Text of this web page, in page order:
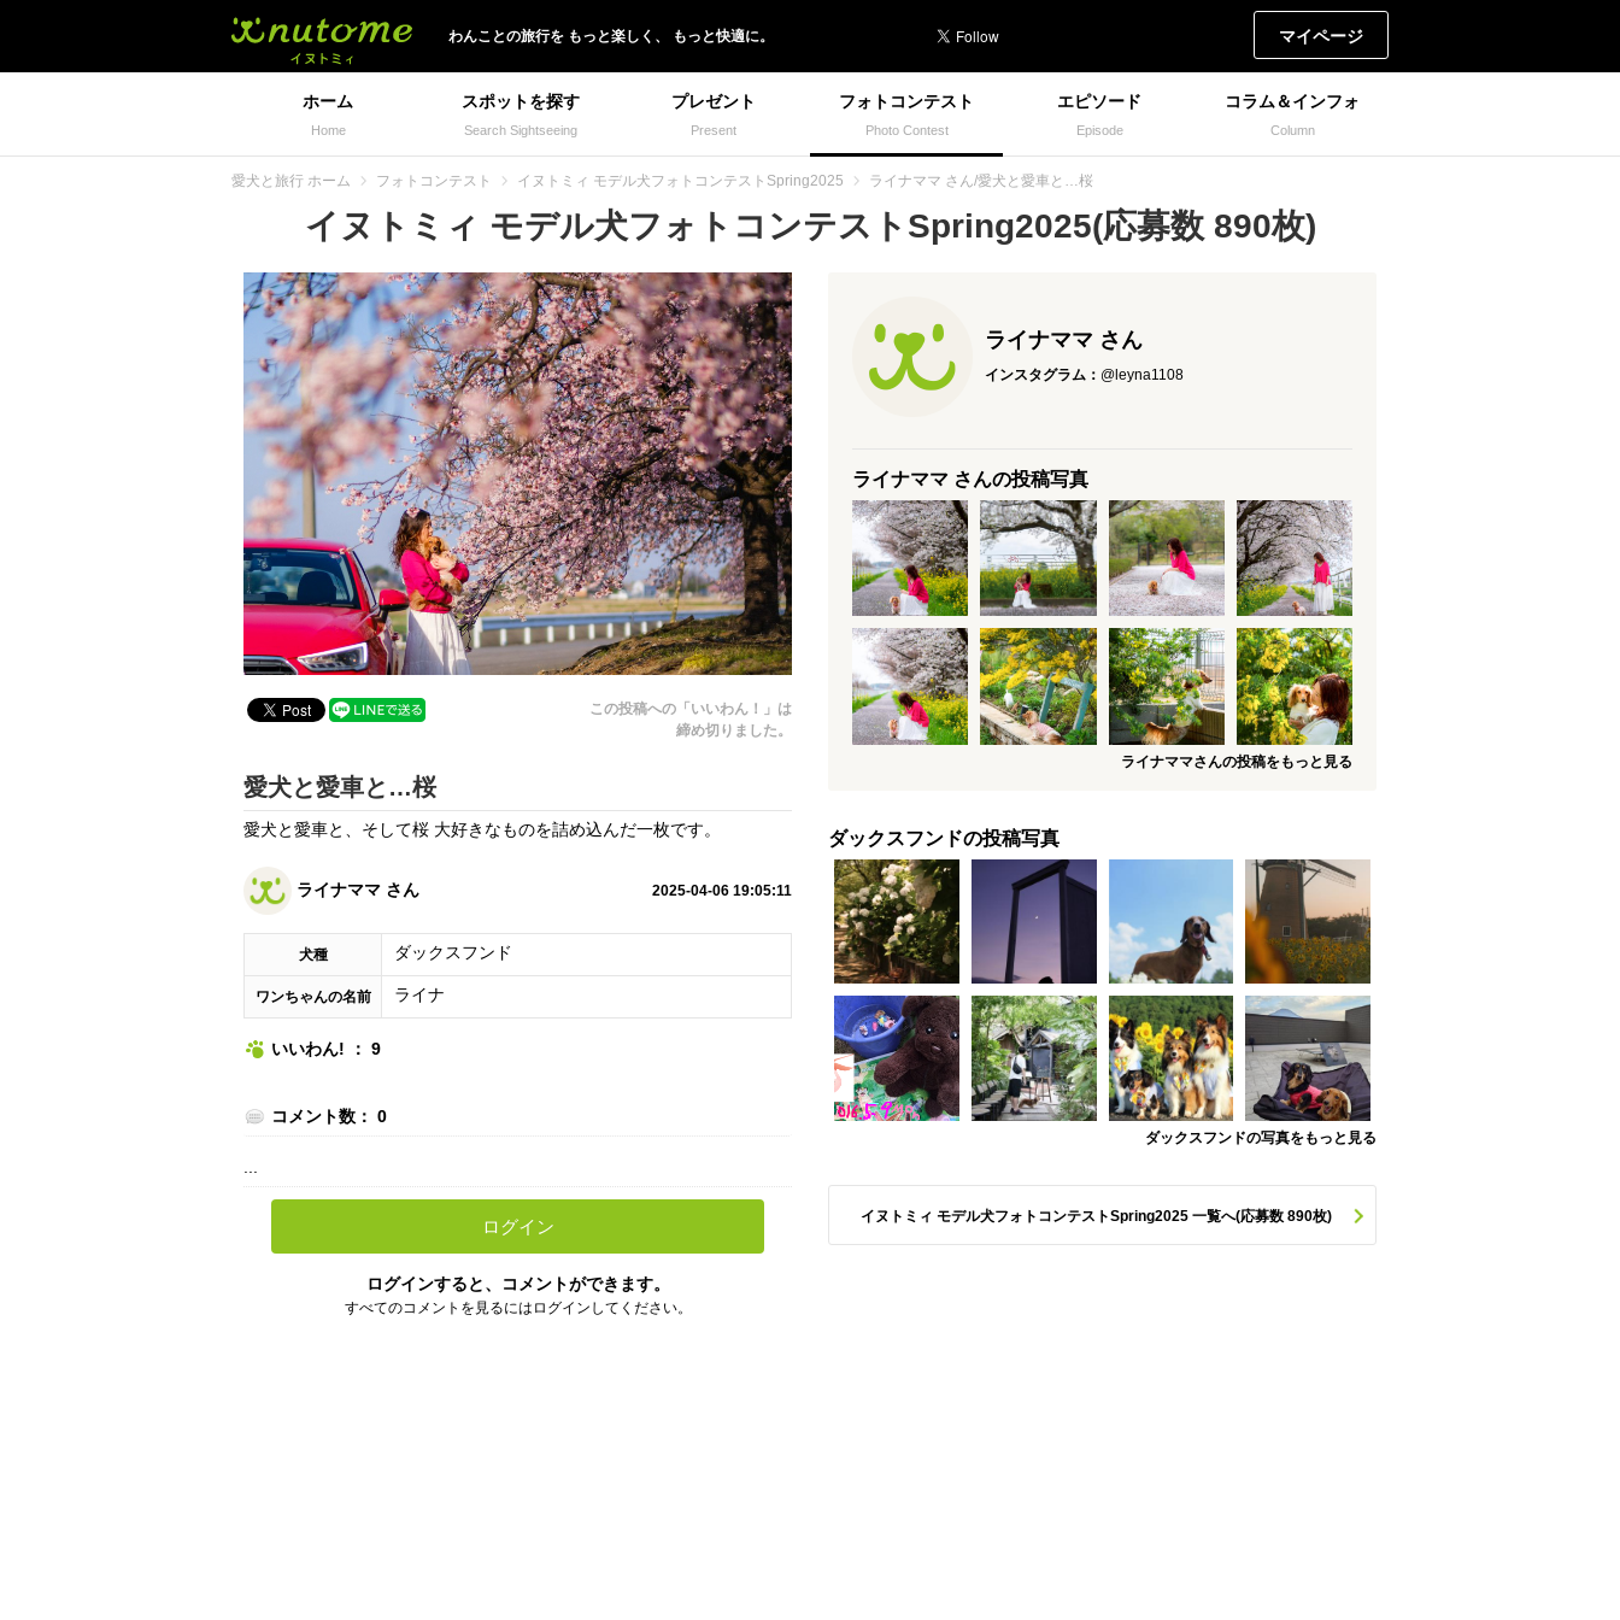
わんことの旅行を もっと楽しく、 もっと快適に。 マイページ
ホーム
Home
スポットを探す
Search Sightseeing
プレゼント
Present
フォトコンテスト
Photo Contest
エピソード
Episode
コラム＆インフォ
Column
愛犬と旅行 ホーム フォトコンテスト イヌトミィ モデル犬フォトコンテストSpring2025 ライナママ さん/愛犬と愛車と…桜
イヌトミィ モデル犬フォトコンテストSpring2025(応募数 890枚)
この投稿への「いいわん！」は
締め切りました。
愛犬と愛車と…桜
愛犬と愛車と、そして桜 大好きなものを詰め込んだ一枚です。
ライナママ さん 2025-04-06 19:05:11
犬種 ダックスフンド
ワンちゃんの名前 ライナ
いいわん! ： 9
コメント数： 0
...
ログイン
ログインすると、コメントができます。
すべてのコメントを見るにはログインしてください。
ライナママ さん
インスタグラム： @leyna1108
ライナママ さんの投稿写真
ライナママさんの投稿をもっと見る
ダックスフンドの投稿写真
ダックスフンドの写真をもっと見る
イヌトミィ モデル犬フォトコンテストSpring2025 一覧へ(応募数 890枚)